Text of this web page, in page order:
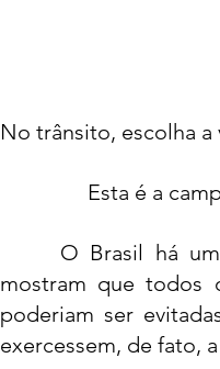
No trânsito, escolha a
Esta é a
O Brasil há
mostram que todos
poderiam ser
exercessem, de fato,